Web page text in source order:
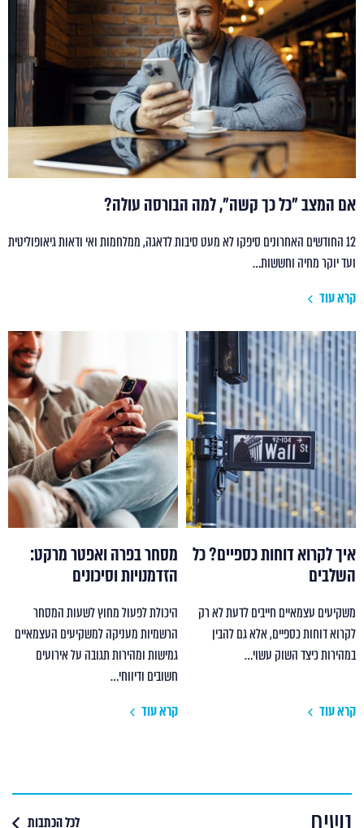
אם המצב "כל כך קשה", למה הבורסה עולה?
12 החודשים האחרונים סיפקו לא מעט סיבות לדאגה, ממלחמות ואי ודאות גיאופוליטית
ועד יוקר מחיה וחששות…
קרא עוד
איך לקרוא דוחות כספיים? כל
השלבים
משקיעים עצמאיים חייבים לדעת לא רק
לקרוא דוחות כספיים, אלא גם להבין
במהירות כיצד השוק עשוי…
קרא עוד
מסחר בפרה ואפטר מרקט:
הזדמנויות וסיכונים
היכולת לפעול מחוץ לשעות המסחר
הרשמיות מעניקה למשקיעים העצמאיים
גמישות ומהירות תגובה על אירועים
חשובים ודיווחי…
קרא עוד
לכל הכתבות